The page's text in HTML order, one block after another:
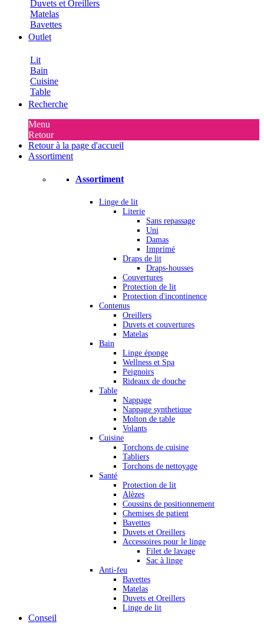
Duvets et Oreillers
Matelas
Bavettes
Outlet
Lit
Bain
Cuisine
Table
Recherche
Menu
Retour
Retour à la page d'accueil
Assortiment
Assortiment
Linge de lit
Literie
Sans repassage
Uni
Damas
Imprimé
Draps de lit
Draps-housses
Couvertures
Protection de lit
Protection d'incontinence
Contenus
Oreillers
Duvets et couvertures
Matelas
Bain
Linge éponge
Wellness et Spa
Peignoirs
Rideaux de douche
Table
Nappage
Nappage synthetique
Molton de table
Volants
Cuisine
Torchons de cuisine
Tabliers
Torchons de nettoyage
Santé
Protection de lit
Alèzes
Coussins de positionnement
Chemises de patient
Bavettes
Duvets et Oreillers
Accessoires pour le linge
Filet de lavage
Sac à linge
Anti-feu
Bavettes
Matelas
Duvets et Oreillers
Linge de lit
Conseil